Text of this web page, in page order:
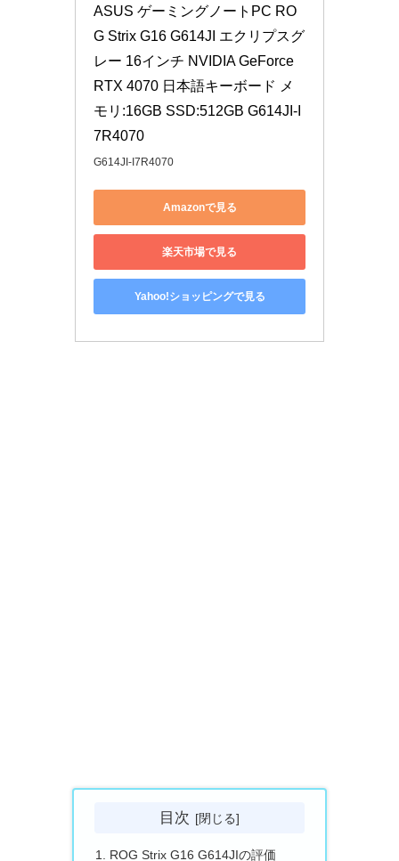
ASUS ゲーミングノートPC RO
G Strix G16 G614JI エクリプスグ
レー 16インチ NVIDIA GeForce
RTX 4070 日本語キーボード メ
モリ:16GB SSD:512GB G614JI-I
7R4070
G614JI-I7R4070
Amazonで見る
楽天市場で見る
Yahoo!ショッピングで見る
目次
ROG Strix G16 G614JIの評価